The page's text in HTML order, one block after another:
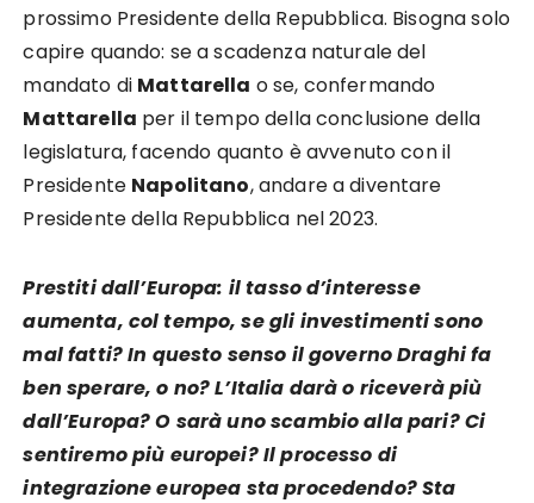
prossimo Presidente della Repubblica. Bisogna solo
capire quando: se a scadenza naturale del
mandato di Mattarella o se, confermando
Mattarella per il tempo della conclusione della
legislatura, facendo quanto è avvenuto con il
Presidente Napolitano, andare a diventare
Presidente della Repubblica nel 2023.
Prestiti dall’Europa: il tasso d’interesse
aumenta, col tempo, se gli investimenti sono
mal fatti? In questo senso il governo Draghi fa
ben sperare, o no? L’Italia darà o riceverà più
dall’Europa? O sarà uno scambio alla pari? Ci
sentiremo più europei? Il processo di
integrazione europea sta procedendo? Sta